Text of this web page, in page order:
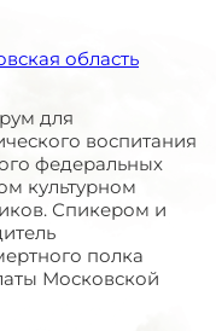
область
для
воспитания
федеральных
культурном
Спикером и
полка
Московской